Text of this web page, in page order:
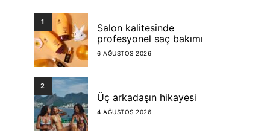
1
Salon kalitesinde
profesyonel saç bakımı
6 AĞUSTOS 2026
2
Üç arkadaşın hikayesi
4 AĞUSTOS 2026